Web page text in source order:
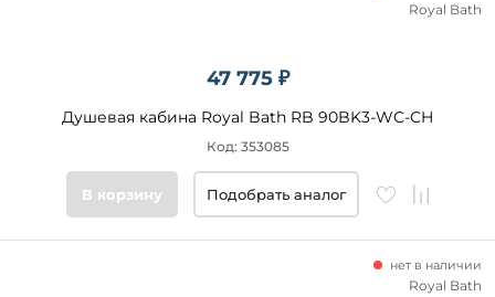
47 775 ₽
Душевая кабина Royal Bath RB 90BK3-WC-CH
Код: 353085
Royal Bath
В корзину Подобрать аналог
нет в наличии
Royal Bath